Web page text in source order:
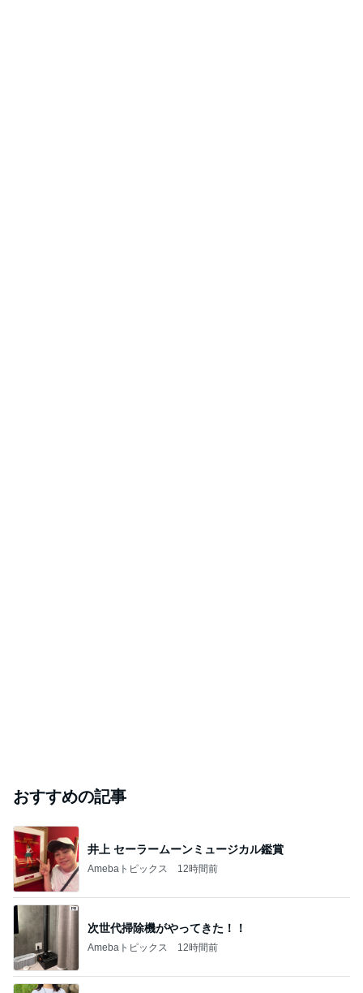
おすすめの記事
井上 セーラームーンミュージカル鑑賞
Amebaトピックス 12時間前
次世代掃除機がやってきた！！
Amebaトピックス 12時間前